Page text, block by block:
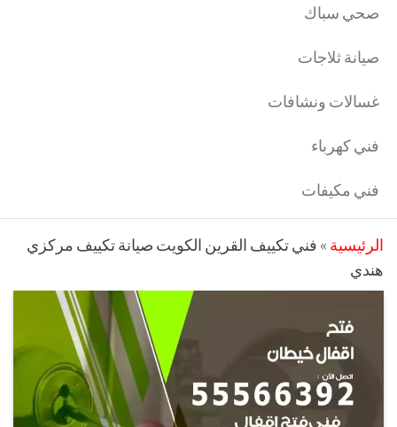
صحي سباك
صيانة ثلاجات
غسالات ونشافات
فني كهرباء
فني مكيفات
الرئيسية » فني تكييف القرين الكويت صيانة تكييف مركزي
هندي